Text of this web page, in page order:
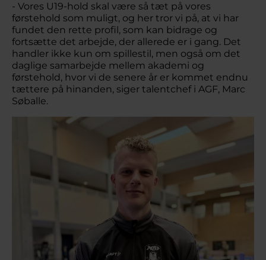
- Vores U19-hold skal være så tæt på vores
førstehold som muligt, og her tror vi på, at vi har
fundet den rette profil, som kan bidrage og
fortsætte det arbejde, der allerede er i gang. Det
handler ikke kun om spillestil, men også om det
daglige samarbejde mellem akademi og
førstehold, hvor vi de senere år er kommet endnu
tættere på hinanden, siger talentchef i AGF, Marc
Søballe.